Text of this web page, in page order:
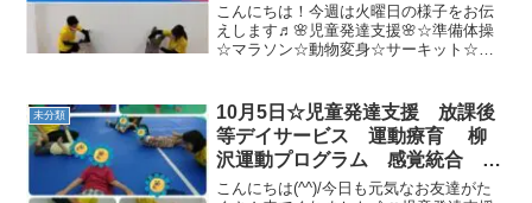
こんにちは！今週は火曜日の様子をお伝
えします♬🌸児童発達支援🌸☆準備体操
☆マラソン☆動物変身☆サーキット☆コ
縄跳び☆しっぽ取り☆ストラックアウト
次回の更新日は4月6日（...
未分類
10月5日☆児童発達支援 放課後
等デイサービス 運動療育 柳
沢運動プログラム 感覚統合 自
閉症スペクトラム ＡＤＨＤ Ｌ
こんにちは(^^)/今日も元気なお友達がた